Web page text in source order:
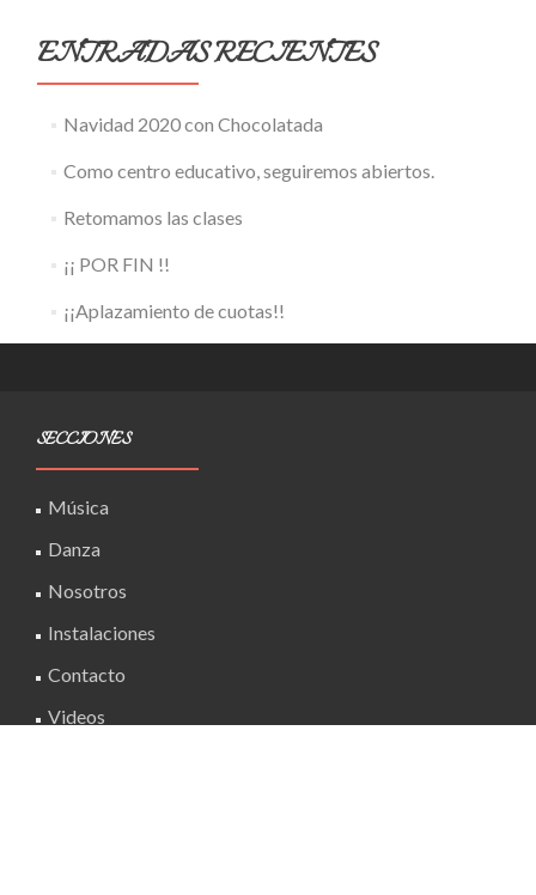
entradas
ENTRADAS RECIENTES
Navidad 2020 con Chocolatada
Como centro educativo, seguiremos abiertos.
Retomamos las clases
¡¡ POR FIN !!
¡¡Aplazamiento de cuotas!!
SECCIONES
Música
Danza
Nosotros
Instalaciones
Contacto
Videos